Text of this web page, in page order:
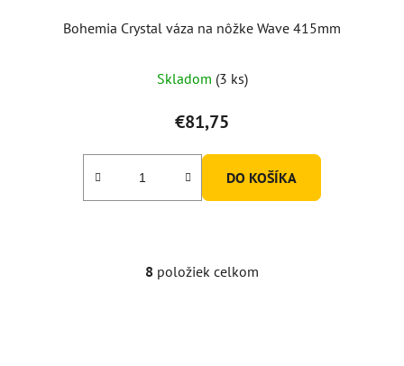
Bohemia Crystal váza na nôžke Wave 415mm
Skladom (3 ks)
€81,75
DO KOŠÍKA
O
8 položiek celkom